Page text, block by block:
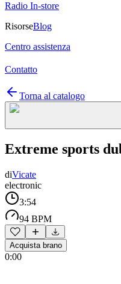
Radio In-store
RisorseBlog
Centro assistenza
Contatto
Torna al catalogo
Extreme sports
diVicate
electronic
3:54
94 BPM
Acquista brano
0:00